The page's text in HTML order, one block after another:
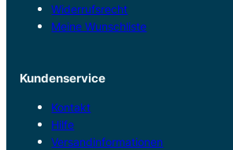
Widerrufsrecht
Meine Wunschliste
Kundenservice
Kontakt
Hilfe
Versandinformationen